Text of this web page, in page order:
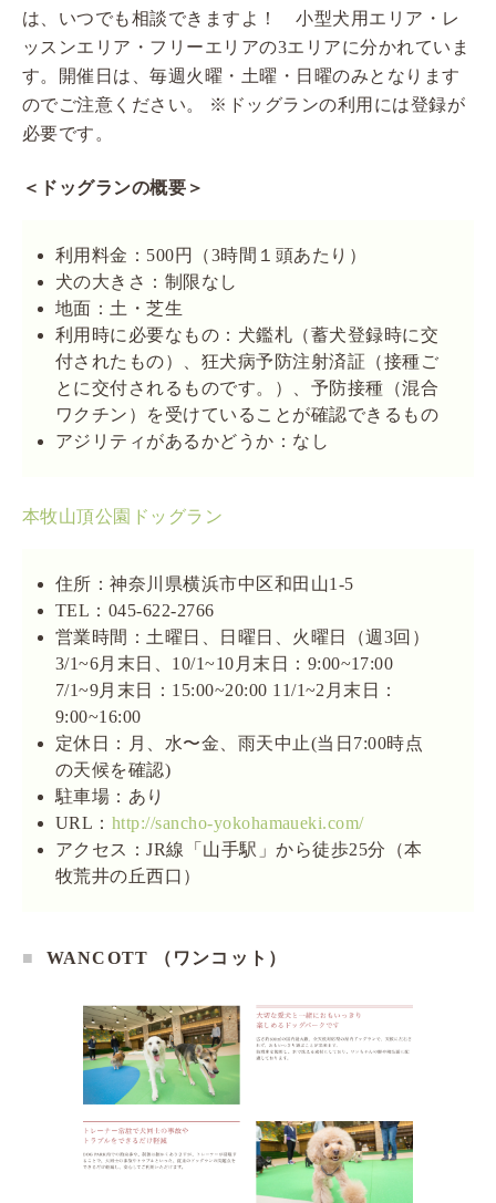
は、いつでも相談できますよ！ 小型犬用エリア・レ
ッスンエリア・フリーエリアの3エリアに分かれていま
す。開催日は、毎週火曜・土曜・日曜のみとなります
のでご注意ください。 ※ドッグランの利用には登録が
必要です。
＜ドッグランの概要＞
利用料金：500円（3時間１頭あたり）
犬の大きさ：制限なし
地面：土・芝生
利用時に必要なもの：犬鑑札（蓄犬登録時に交
付されたもの）、狂犬病予防注射済証（接種ご
とに交付されるものです。）、予防接種（混合
ワクチン）を受けていることが確認できるもの
アジリティがあるかどうか：なし
本牧山頂公園ドッグラン
住所：神奈川県横浜市中区和田山1-5
TEL：045-622-2766
営業時間：土曜日、日曜日、火曜日（週3回）
3/1~6月末日、10/1~10月末日：9:00~17:00
7/1~9月末日：15:00~20:00 11/1~2月末日：
9:00~16:00
定休日：月、水〜金、雨天中止(当日7:00時点
の天候を確認)
駐車場：あり
URL： http://sancho-yokohamaueki.com/
アクセス：JR線「山手駅」から徒歩25分（本
牧荒井の丘西口）
WANCOTT （ワンコット）